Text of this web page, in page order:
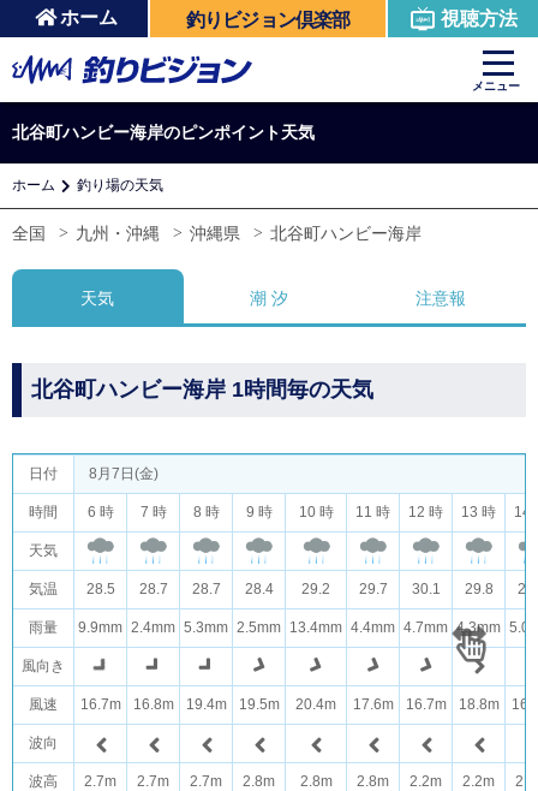
ホーム 釣りビジョン倶楽部 視聴方法
メニュー
北谷町ハンビー海岸のピンポイント天気
ホーム 釣り場の天気
全国 九州・沖縄 沖縄県 北谷町ハンビー海岸
天気 潮 汐 注意報
北谷町ハンビー海岸 1時間毎の天気
日付
時間
天気
気温
雨量
風向き
風速
波向
波高
8月7日(金)
6 時 7 時 8 時 9 時 10 時 11 時 12 時 13 時 14
28.5 28.7 28.7 28.4 29.2 29.7 30.1 29.8
9.9mm 2.4mm 5.3mm 2.5mm 13.4mm 4.4mm 4.7mm 4.3mm
16.7m 16.8m 19.4m 19.5m 20.4m 17.6m 16.7m 18.8m
2.7m 2.7m 2.7m 2.8m 2.8m 2.8m 2.2m 2.2m